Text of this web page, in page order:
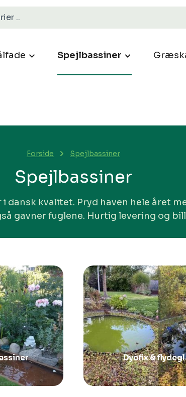
Spejlbassiner
Forside Spejlbassiner
Spejlbassiner
dansk kvalitet. Pryd haven hele året
gavner fuglene. Hurtig levering og
Dyofix &